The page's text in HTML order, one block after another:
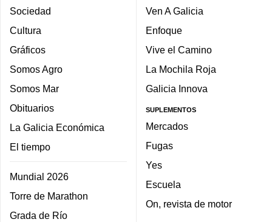
Sociedad
Cultura
Gráficos
Somos Agro
Somos Mar
Obituarios
La Galicia Económica
El tiempo
Mundial 2026
Torre de Marathon
Grada de Río
Ven A Galicia
Enfoque
Vive el Camino
La Mochila Roja
Galicia Innova
SUPLEMENTOS
Mercados
Fugas
Yes
Escuela
On, revista de motor